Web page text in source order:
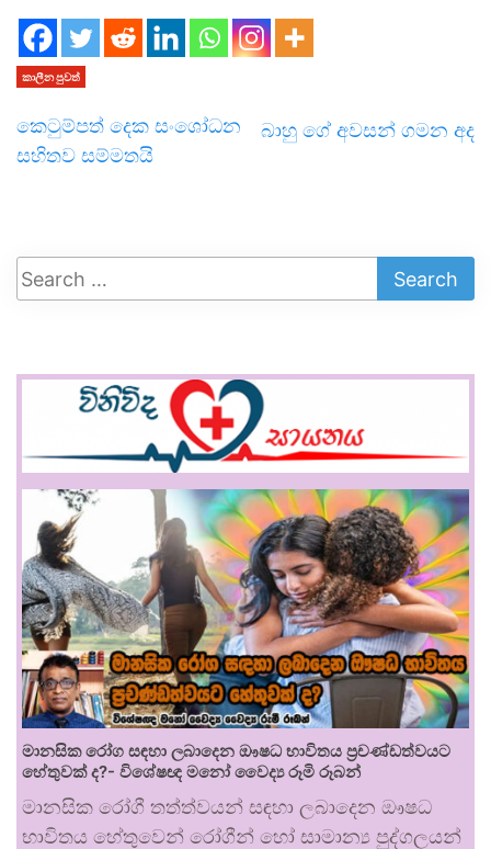
කාලීන පුවත්
කෙටුම්පත් දෙක සංශෝධන
සහිතව සම්මතයි
බාහු ගේ අවසන් ගමන අද
මානසික රෝග සඳහා ලබාදෙන ඖෂධ භාවිතය ප්‍රචණ්ඩත්වයට
හේතුවක් ද?- විශේෂඥ මනෝ වෛද්‍ය රූමි රූබන්
මානසික රෝගී තත්ත්වයන් සඳහා ලබාදෙන ඖෂධ
භාවිතය හේතුවෙන් රෝගීන් හෝ සාමාන්‍ය පුද්ගලයන්